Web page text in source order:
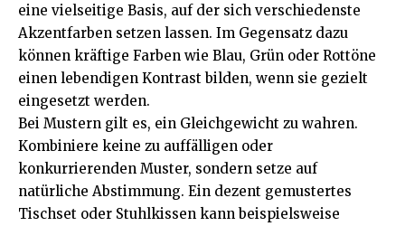
eine vielseitige Basis, auf der sich verschiedenste
Akzentfarben setzen lassen. Im Gegensatz dazu
können kräftige Farben wie Blau, Grün oder Rottöne
einen lebendigen Kontrast bilden, wenn sie gezielt
eingesetzt werden.
Bei Mustern gilt es, ein Gleichgewicht zu wahren.
Kombiniere keine zu auffälligen oder
konkurrierenden Muster, sondern setze auf
natürliche Abstimmung. Ein dezent gemustertes
Tischset oder Stuhlkissen kann beispielsweise